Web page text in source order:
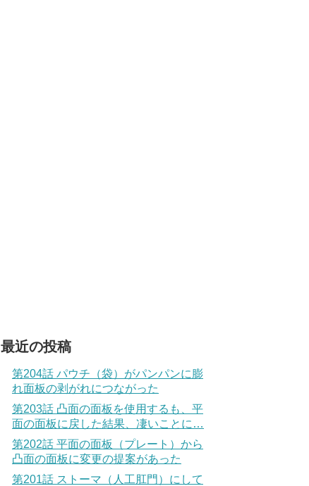
最近の投稿
第204話 パウチ（袋）がパンパンに膨
れ面板の剥がれにつながった
第203話 凸面の面板を使用するも、平
面の面板に戻した結果、凄いことに…
第202話 平面の面板（プレート）から
凸面の面板に変更の提案があった
第201話 ストーマ（人工肛門）にして